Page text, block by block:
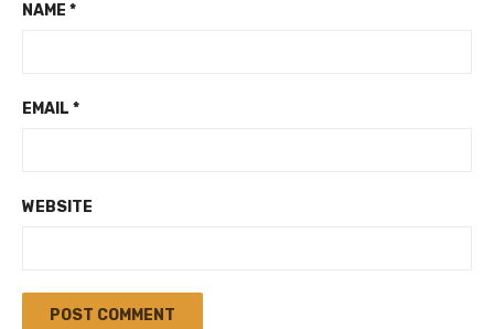
NAME *
EMAIL *
WEBSITE